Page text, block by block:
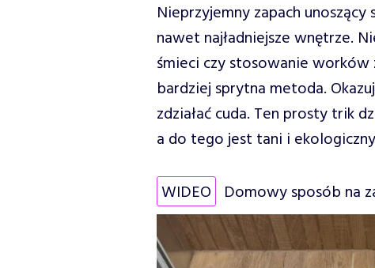
Nieprzyjemny zapach
nawet najładniejsze wnętrze.
śmieci czy stosowanie
bardziej sprytna metoda.
zdziałać cuda. Ten prosty trik
a do tego jest tani i
WIDEO Domowy sposób na